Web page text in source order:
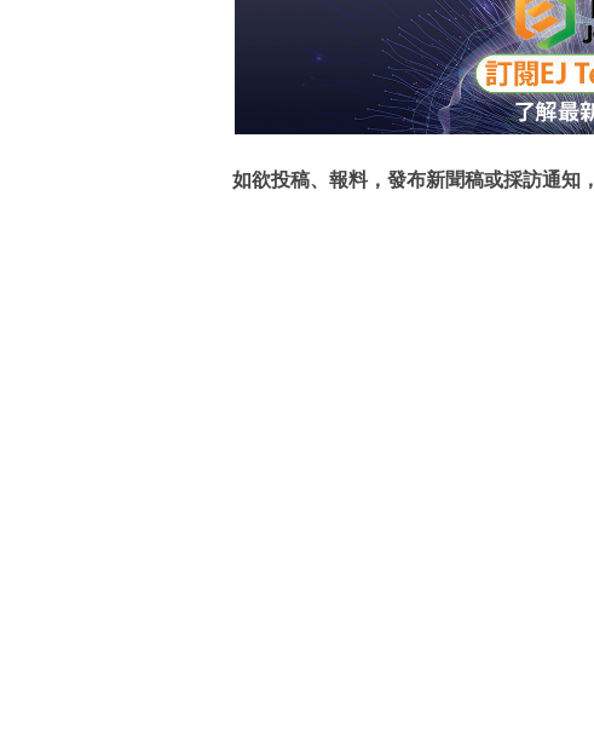
如欲投稿、報料，發布新聞稿或採訪通知，